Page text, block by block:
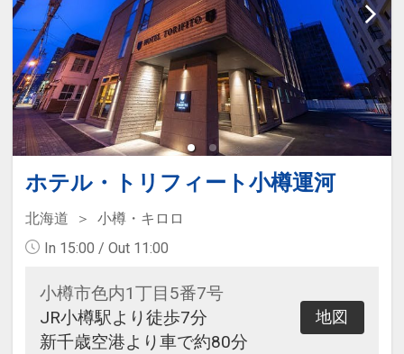
ホテル・トリフィート小樽運河
北海道
小樽・キロロ
In 15:00 / Out 11:00
小樽市色内1丁目5番7号
JR小樽駅より徒歩7分
新千歳空港より車で約80分
地図